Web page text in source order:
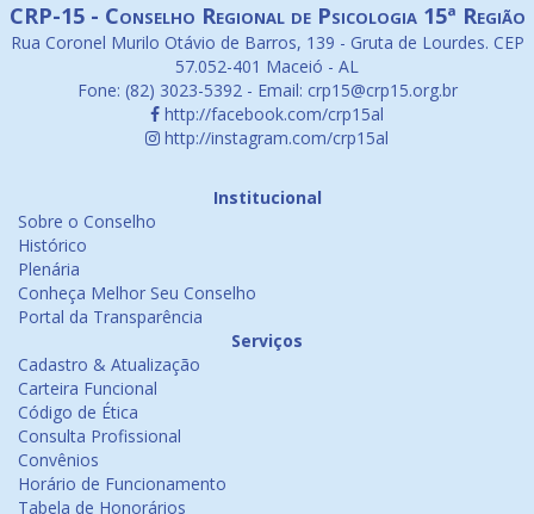
CRP-15 - Conselho Regional de Psicologia 15ª Região
Rua Coronel Murilo Otávio de Barros, 139 - Gruta de Lourdes. CEP
57.052-401 Maceió - AL
Fone: (82) 3023-5392 - Email: crp15@crp15.org.br
http://facebook.com/crp15al
http://instagram.com/crp15al
Institucional
Sobre o Conselho
Histórico
Plenária
Conheça Melhor Seu Conselho
Portal da Transparência
Serviços
Cadastro & Atualização
Carteira Funcional
Código de Ética
Consulta Profissional
Convênios
Horário de Funcionamento
Tabela de Honorários